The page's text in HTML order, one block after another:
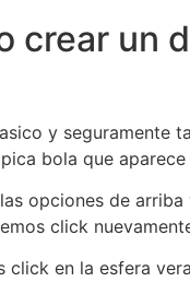
crear un
y seguramente
bola que
opciones de
click
click en la esfera